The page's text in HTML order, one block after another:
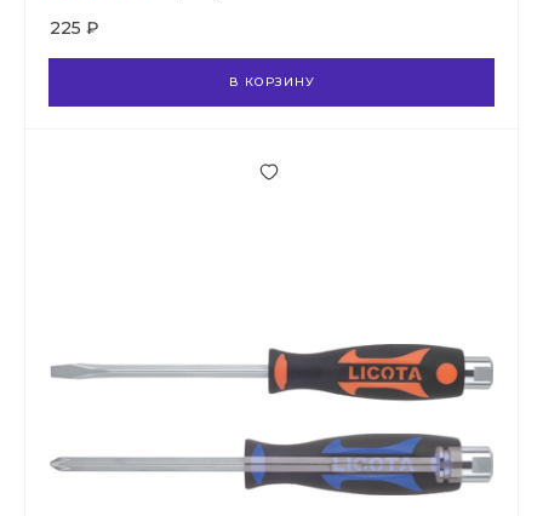
225 ₽
В КОРЗИНУ